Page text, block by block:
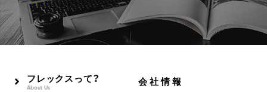
フレックスって？
About Us
会社情報